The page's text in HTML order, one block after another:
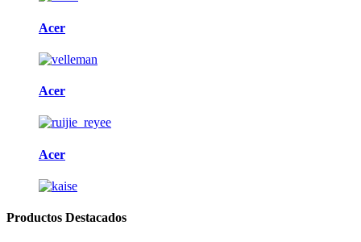
Acer
Acer
Acer
Productos Destacados